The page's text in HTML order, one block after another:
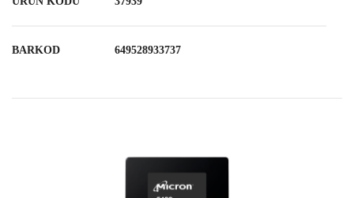
BARKOD 649528933737